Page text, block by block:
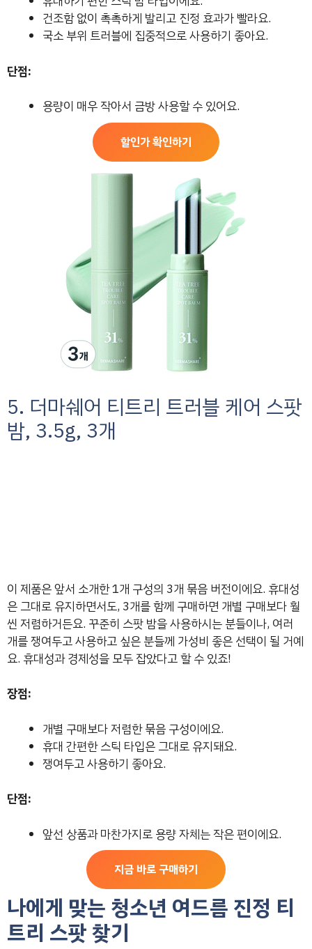
건조함 없이 촉촉하게 발리고 진정 효과가 빨라요.
국소 부위 트러블에 집중적으로 사용하기 좋아요.
단점:
용량이 매우 작아서 금방 사용할 수 있어요.
할인가 확인하기
5. 더마쉐어 티트리 트러블 케어 스팟
밤, 3.5g, 3개
이 제품은 앞서 소개한 1개 구성의 3개 묶음 버전이에요. 휴대성
은 그대로 유지하면서도, 3개를 함께 구매하면 개별 구매보다 훨
씬 저렴하거든요. 꾸준히 스팟 밤을 사용하시는 분들이나, 여러
개를 쟁여두고 사용하고 싶은 분들께 가성비 좋은 선택이 될 거예
요. 휴대성과 경제성을 모두 잡았다고 할 수 있죠!
장점:
개별 구매보다 저렴한 묶음 구성이에요.
휴대 간편한 스틱 타입은 그대로 유지돼요.
쟁여두고 사용하기 좋아요.
단점:
앞선 상품과 마찬가지로 용량 자체는 작은 편이에요.
지금 바로 구매하기
나에게 맞는 청소년 여드름 진정 티
트리 스팟 찾기